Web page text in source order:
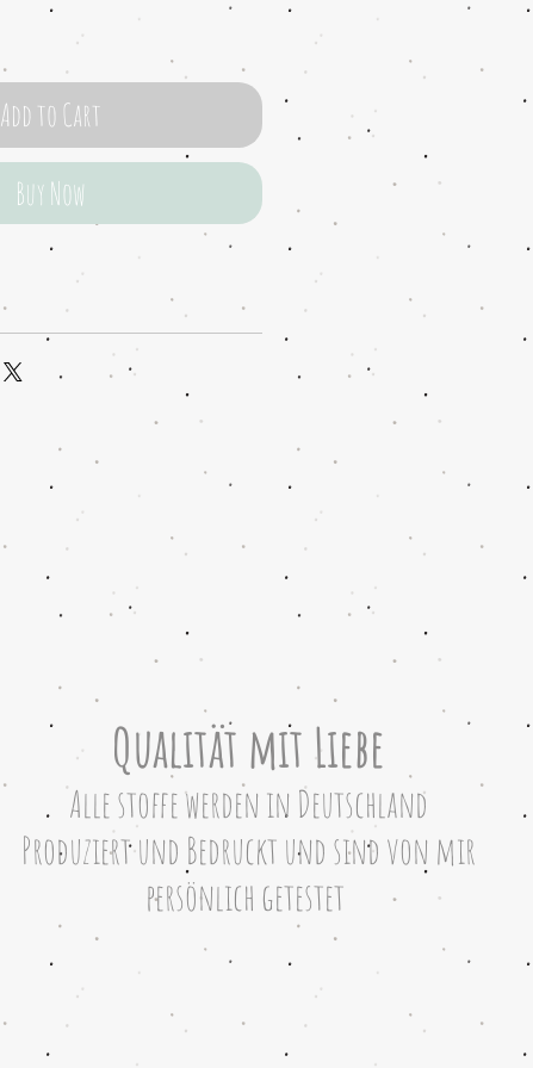
Add to Cart
Buy Now
Qualität mit Liebe
Alle stoffe werden in Deutschland
Produziert und Bedruckt und sind von mir
persönlich getestet